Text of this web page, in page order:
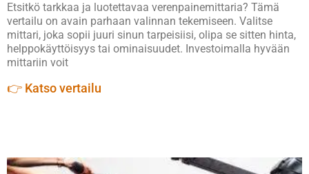
Etsitkö tarkkaa ja luotettavaa verenpainemittaria? Tämä
vertailu on avain parhaan valinnan tekemiseen. Valitse
mittari, joka sopii juuri sinun tarpeisiisi, olipa se sitten hinta,
helppokäyttöisyys tai ominaisuudet. Investoimalla hyvään
mittariin voit
👉 Katso vertailu